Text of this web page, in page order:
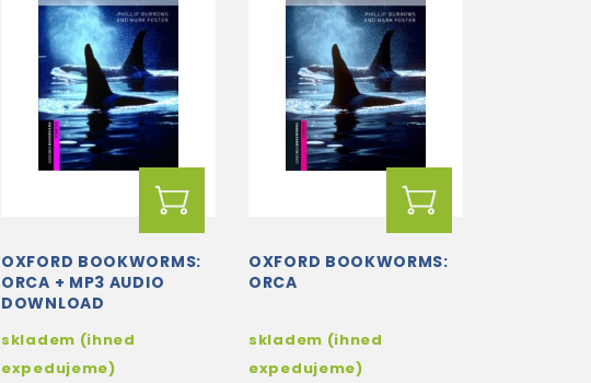
OXFORD BOOKWORMS:
ORCA + MP3 AUDIO
DOWNLOAD
skladem (ihned
expedujeme)
OXFORD BOOKWORMS:
ORCA
skladem (ihned
expedujeme)